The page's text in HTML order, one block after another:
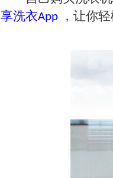
享洗衣App ，让你